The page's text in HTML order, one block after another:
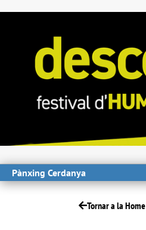
Pànxing Cerdanya
Tornar a la Home